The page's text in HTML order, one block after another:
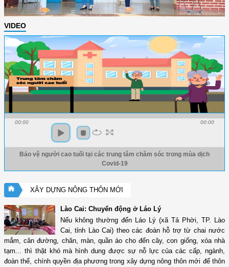
VIDEO
00:00 00:00
Bảo vệ người cao tuổi tại các trung tâm chăm sóc trong mùa dịch
Covid-19
XÂY DỰNG NÔNG THÔN MỚI
Lào Cai: Chuyển động ở Láo Lý
Nếu không thường đến Láo Lý (xã Tả Phời, TP. Lào
Cai, tỉnh Lào Cai) theo các đoàn hỗ trợ từ chai nước
mắm, cân đường, chăn, màn, quần áo cho đến cây, con giống, xóa nhà
tạm... thì thật khó mà hình dung được sự nỗ lực của các cấp, ngành,
đoàn thể, chính quyền địa phương trong xây dựng nông thôn mới để thôn